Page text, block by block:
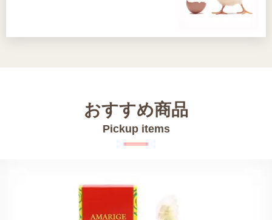
おすすめ商品
Pickup items